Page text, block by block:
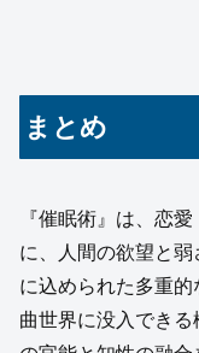
まとめ
『催眠術』は、恋
に、人間の欲望と
に込められた多重
曲世界に没入でき